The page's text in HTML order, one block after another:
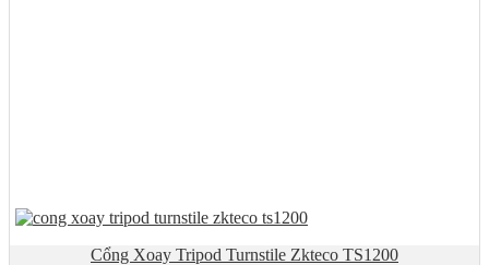
Cổng Xoay Tripod Turnstile Zkteco TS1200